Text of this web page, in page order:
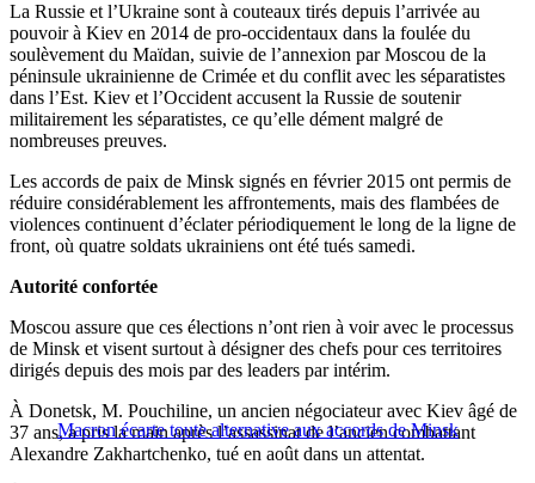
La Russie et l’Ukraine sont à couteaux tirés depuis l’arrivée au
pouvoir à Kiev en 2014 de pro-occidentaux dans la foulée du
soulèvement du Maïdan, suivie de l’annexion par Moscou de la
péninsule ukrainienne de Crimée et du conflit avec les séparatistes
dans l’Est. Kiev et l’Occident accusent la Russie de soutenir
militairement les séparatistes, ce qu’elle dément malgré de
nombreuses preuves.
Les accords de paix de Minsk signés en février 2015 ont permis de
réduire considérablement les affrontements, mais des flambées de
violences continuent d’éclater périodiquement le long de la ligne de
front, où quatre soldats ukrainiens ont été tués samedi.
Autorité confortée
Moscou assure que ces élections n’ont rien à voir avec le processus
de Minsk et visent surtout à désigner des chefs pour ces territoires
dirigés depuis des mois par des leaders par intérim.
Macron écarte toute alternative aux accords de Minsk
À Donetsk, M. Pouchiline, un ancien négociateur avec Kiev âgé de
37 ans, a pris la main après l’assassinat de l’ancien combattant
Alexandre Zakhartchenko, tué en août dans un attentat.